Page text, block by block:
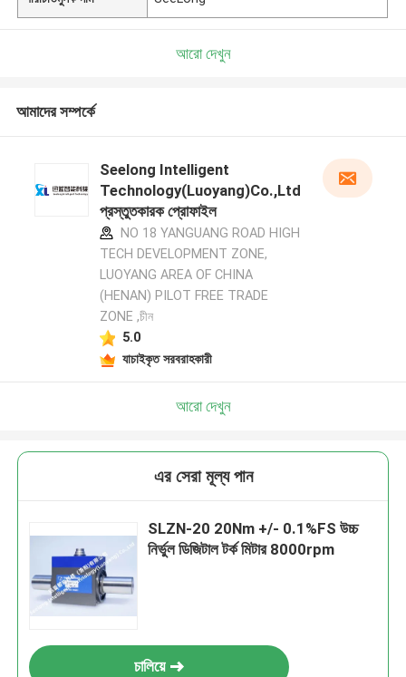
আরো দেখুন
আমাদের সম্পর্কে
Seelong Intelligent
Technology(Luoyang)Co.,Ltd
প্রস্তুতকারক প্রোফাইল
NO 18 YANGUANG ROAD HIGH
TECH DEVELOPMENT ZONE,
LUOYANG AREA OF CHINA
(HENAN) PILOT FREE TRADE
ZONE ,চীন
5.0
যাচাইকৃত সরবরাহকারী
আরো দেখুন
এর সেরা মূল্য পান
SLZN-20 20Nm +/- 0.1%FS উচ্চ
নির্ভুল ডিজিটাল টর্ক মিটার 8000rpm
চালিয়ে